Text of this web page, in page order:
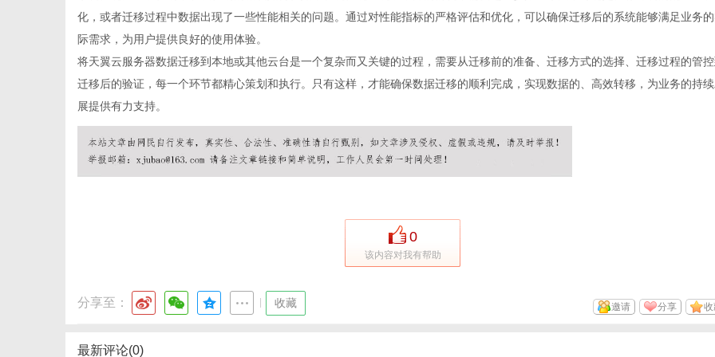
化，或者迁移过程中数据出现了一些性能相关的问题。通过对性能指标的严格评估和优化，可以确保迁移后的系统能够满足业务
际需求，为用户提供良好的使用体验。
将天翼云服务器数据迁移到本地或其他云台是一个复杂而又关键的过程，需要从迁移前的准备、迁移方式的选择、迁移过程的管控
迁移后的验证，每一个环节都精心策划和执行。只有这样，才能确保数据迁移的顺利完成，实现数据的、高效转移，为业务的持
展提供有力支持。
0
该内容对我有帮助
分享至： 收藏 分享
邀请
最新评论(0)